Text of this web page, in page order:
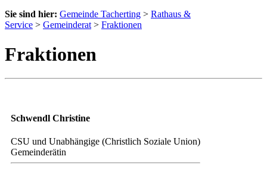
Sie sind hier: Gemeinde Tacherting > Rathaus &
Service > Gemeinderat > Fraktionen
Fraktionen
Schwendl Christine
CSU und Unabhängige (Christlich Soziale Union)
Gemeinderätin